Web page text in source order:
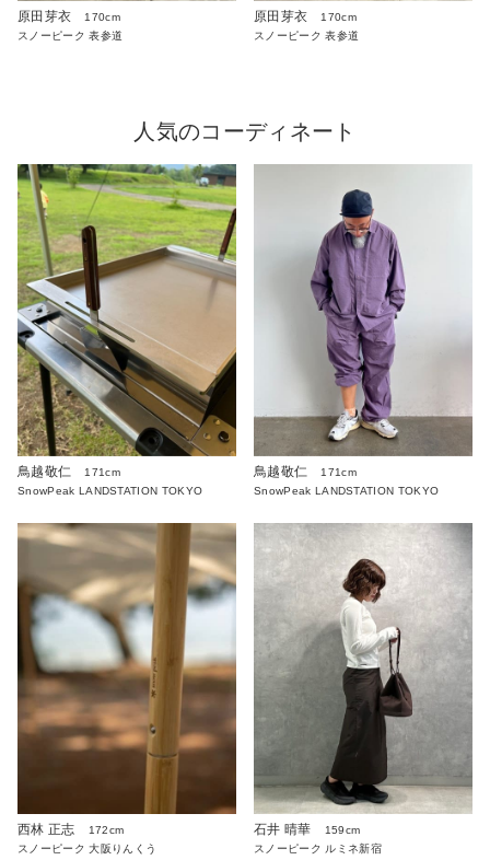
原田芽衣
170cm
スノーピーク 表参道
原田芽衣
170cm
スノーピーク 表参道
人気のコーディネート
鳥越敬仁
171cm
SnowPeak LANDSTATION TOKYO
鳥越敬仁
171cm
SnowPeak LANDSTATION TOKYO
西林 正志
172cm
スノーピーク 大阪りんくう
石井 晴華
159cm
スノーピーク ルミネ新宿